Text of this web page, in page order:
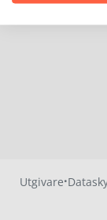
Utgivare·